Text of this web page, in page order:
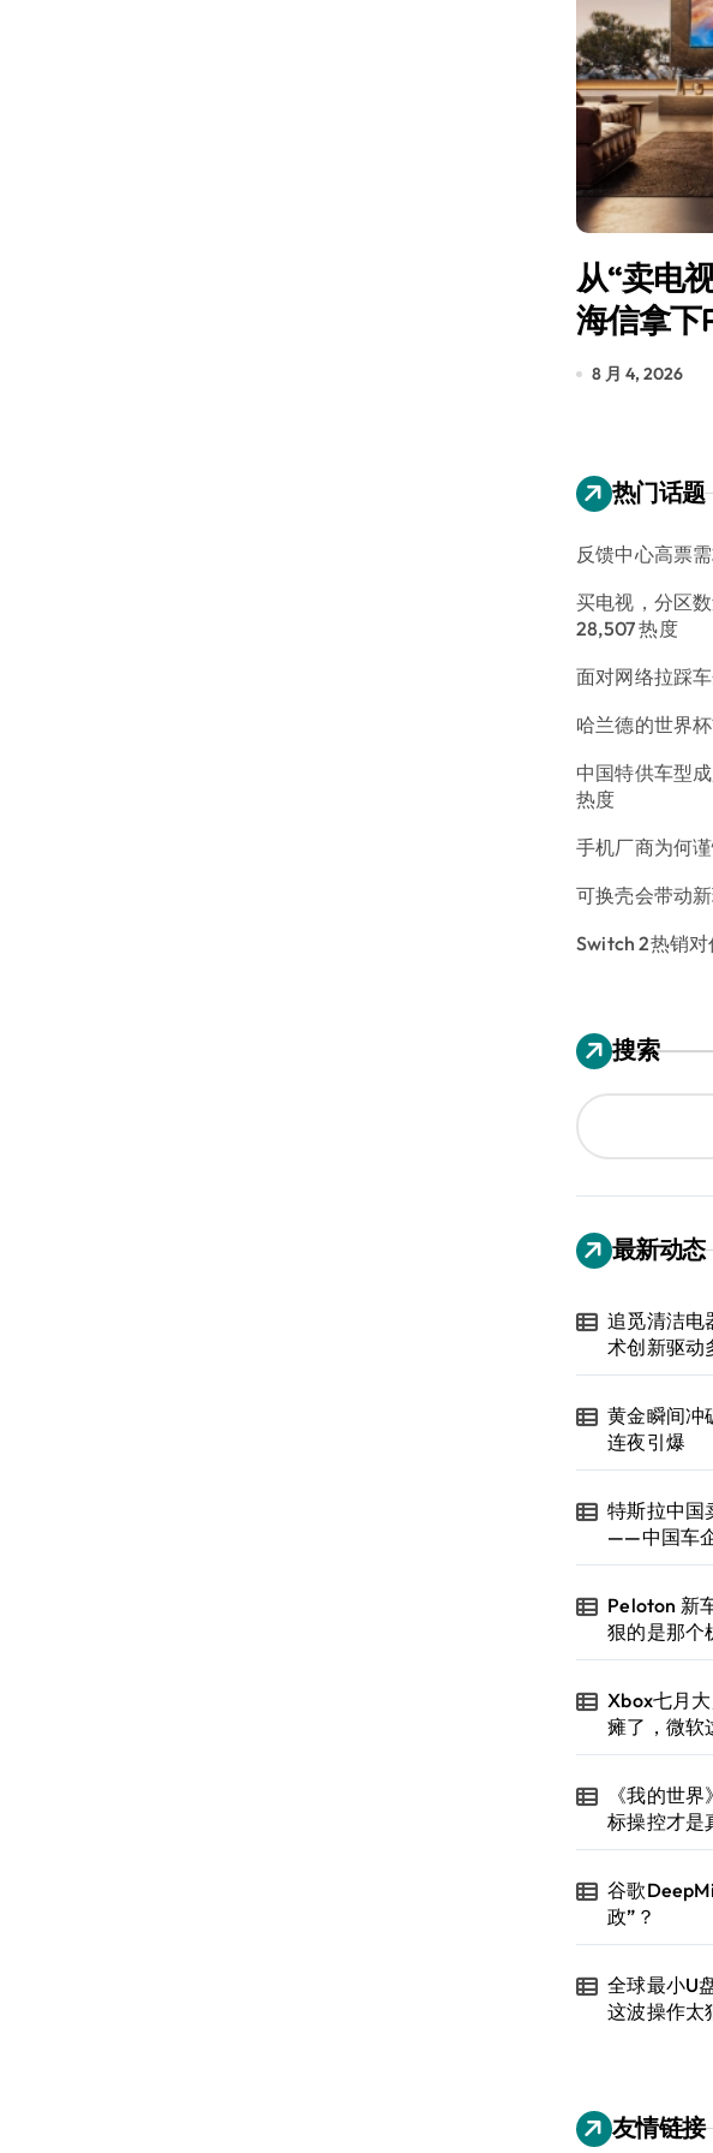
从“卖电
海信拿下
全球话语权
8 月 4, 2026
热门话题
反馈中心高票
买电视，分区
28,507 热度
面对网络拉踩
哈兰德的世界
中国特供车型
热度
手机厂商为何
可换壳会带动
Switch 2热销
搜索
最新动态
追觅清洁电
术创新驱动
黄金瞬间冲
连夜引爆
特斯拉中国
——中国车
Peloton 新
狠的是那个
Xbox七月
瘫了，微软
《我的世
标操控才是
谷歌
政”？
全球最小U
这波操作太
友情链接